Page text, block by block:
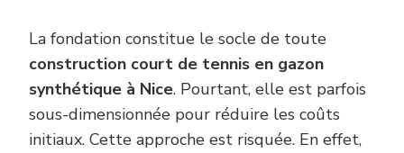
La fondation constitue le socle de toute
construction court de tennis en gazon
synthétique à Nice. Pourtant, elle est parfois
sous-dimensionnée pour réduire les coûts
initiaux. Cette approche est risquée. En effet,